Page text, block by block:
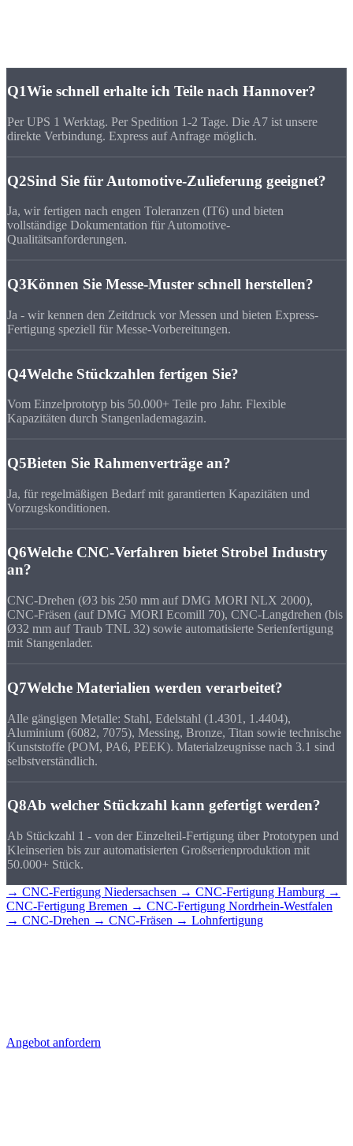
Q1Wie schnell erhalte ich Teile nach Hannover?
Per UPS 1 Werktag. Per Spedition 1-2 Tage. Die A7 ist unsere
direkte Verbindung. Express auf Anfrage möglich.
Q2Sind Sie für Automotive-Zulieferung geeignet?
Ja, wir fertigen nach engen Toleranzen (IT6) und bieten
vollständige Dokumentation für Automotive-
Qualitätsanforderungen.
Q3Können Sie Messe-Muster schnell herstellen?
Ja - wir kennen den Zeitdruck vor Messen und bieten Express-
Fertigung speziell für Messe-Vorbereitungen.
Q4Welche Stückzahlen fertigen Sie?
Vom Einzelprototyp bis 50.000+ Teile pro Jahr. Flexible
Kapazitäten durch Stangenlademagazin.
Q5Bieten Sie Rahmenverträge an?
Ja, für regelmäßigen Bedarf mit garantierten Kapazitäten und
Vorzugskonditionen.
Q6Welche CNC-Verfahren bietet Strobel Industry
an?
CNC-Drehen (Ø3 bis 250 mm auf DMG MORI NLX 2000),
CNC-Fräsen (auf DMG MORI Ecomill 70), CNC-Langdrehen (bis
Ø32 mm auf Traub TNL 32) sowie automatisierte Serienfertigung
mit Stangenlader.
Q7Welche Materialien werden verarbeitet?
Alle gängigen Metalle: Stahl, Edelstahl (1.4301, 1.4404),
Aluminium (6082, 7075), Messing, Bronze, Titan sowie technische
Kunststoffe (POM, PA6, PEEK). Materialzeugnisse nach 3.1 sind
selbstverständlich.
Q8Ab welcher Stückzahl kann gefertigt werden?
Ab Stückzahl 1 - von der Einzelteil-Fertigung über Prototypen und
Kleinserien bis zur automatisierten Großserienproduktion mit
50.000+ Stück.
→ CNC-Fertigung Niedersachsen → CNC-Fertigung Hamburg →
CNC-Fertigung Bremen → CNC-Fertigung Nordrhein-Westfalen
→ CNC-Drehen → CNC-Fräsen → Lohnfertigung
Angebot anfordern